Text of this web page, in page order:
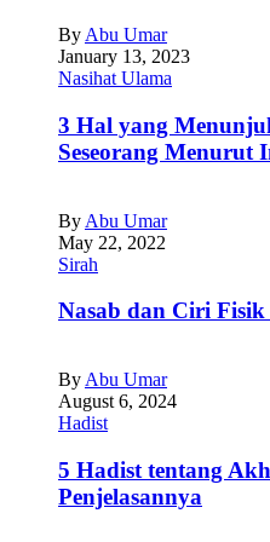
By Abu Umar
January 13, 2023
Nasihat Ulama
3 Hal yang
Seseorang Menurut
By Abu Umar
May 22, 2022
Sirah
Nasab dan Ciri
By Abu Umar
August 6, 2024
Hadist
5 Hadist tentang
Penjelasannya